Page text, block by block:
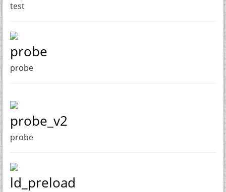
test
probe
probe
probe_v2
probe
ld_preload